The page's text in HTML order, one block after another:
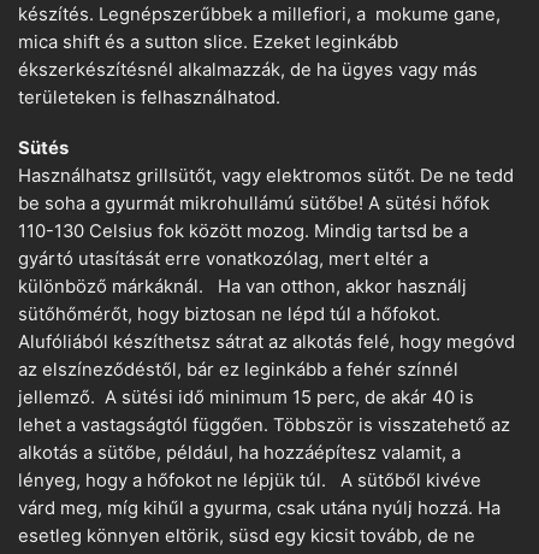
készítés. Legnépszerűbbek a millefiori, a mokume gane,
mica shift és a sutton slice. Ezeket leginkább
ékszerkészítésnél alkalmazzák, de ha ügyes vagy más
területeken is felhasználhatod.
Sütés
Használhatsz grillsütőt, vagy elektromos sütőt. De ne tedd
be soha a gyurmát mikrohullámú sütőbe! A sütési hőfok
110-130 Celsius fok között mozog. Mindig tartsd be a
gyártó utasítását erre vonatkozólag, mert eltér a
különböző márkáknál. Ha van otthon, akkor használj
sütőhőmérőt, hogy biztosan ne lépd túl a hőfokot.
Alufóliából készíthetsz sátrat az alkotás felé, hogy megóvd
az elszíneződéstől, bár ez leginkább a fehér színnél
jellemző. A sütési idő minimum 15 perc, de akár 40 is
lehet a vastagságtól függően. Többször is visszatehető az
alkotás a sütőbe, például, ha hozzáépítesz valamit, a
lényeg, hogy a hőfokot ne lépjük túl. A sütőből kivéve
várd meg, míg kihűl a gyurma, csak utána nyúlj hozzá. Ha
esetleg könnyen eltörik, süsd egy kicsit tovább, de ne